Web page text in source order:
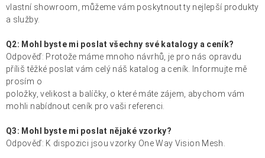
vlastní showroom, můžeme vám poskytnout ty nejlepší produkty
a služby.
Q2: Mohl byste mi poslat všechny své katalogy a ceník?
Odpověď: Protože máme mnoho návrhů, je pro nás opravdu
příliš těžké poslat vám celý náš katalog a ceník. Informujte mě
prosím o
položky, velikost a balíčky, o které máte zájem, abychom vám
mohli nabídnout ceník pro vaši referenci.
Q3: Mohl byste mi poslat nějaké vzorky?
Odpověď: K dispozici jsou vzorky One Way Vision Mesh.